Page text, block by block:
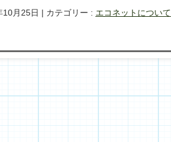
10月25日 | カテゴリー : エコネットについて